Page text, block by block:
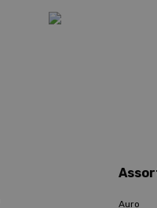
Auro